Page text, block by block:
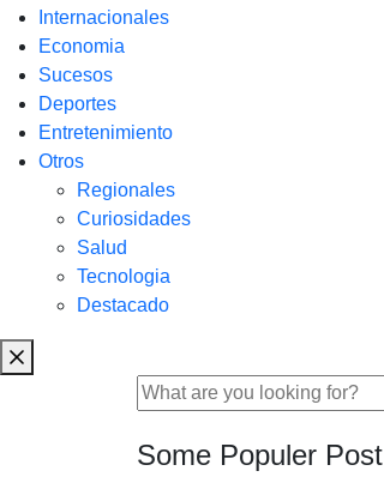
Internacionales
Economia
Sucesos
Deportes
Entretenimiento
Otros
Regionales
Curiosidades
Salud
Tecnologia
Destacado
Some Populer Post